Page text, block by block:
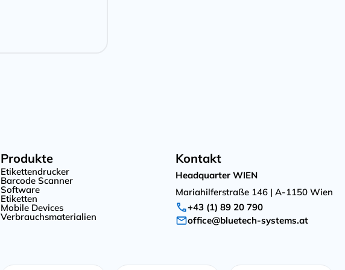
Produkte
Etikettendrucker
Barcode Scanner
Software
Etiketten
Mobile Devices
Verbrauchsmaterialien
Kontakt
Headquarter WIEN
Mariahilferstraße 146 | A-1150 Wien
+43 (1) 89 20 790
office@bluetech-systems.at